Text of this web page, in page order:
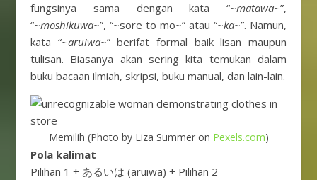
fungsinya sama dengan kata “~matawa~”,
“~moshikuwa~”, “~sore to mo~” atau “~ka~”. Namun,
kata “~aruiwa~” berifat formal baik lisan maupun
tulisan. Biasanya akan sering kita temukan dalam
buku bacaan ilmiah, skripsi, buku manual, dan lain-lain.
Memilih (Photo by Liza Summer on Pexels.com)
Pola kalimat
Pilihan 1 + あるいは (aruiwa) + Pilihan 2